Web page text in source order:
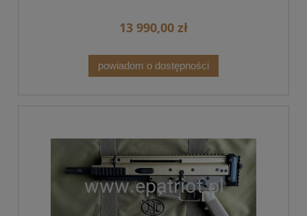
13 990,00 zł
powiadom o dostępności